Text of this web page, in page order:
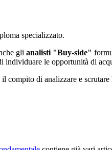
specializzato.
gli analisti "Buy-side"
individuare le opportunità di
di analizzare e